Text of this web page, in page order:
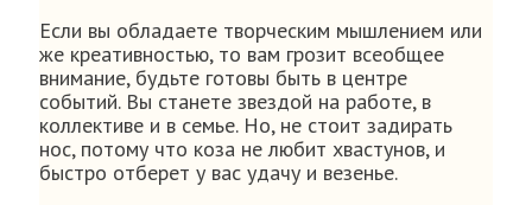
Если вы обладаете творческим мышлением или
же креативностью, то вам грозит всеобщее
внимание, будьте готовы быть в центре
событий. Вы станете звездой на работе, в
коллективе и в семье. Но, не стоит задирать
нос, потому что коза не любит хвастунов, и
быстро отберет у вас удачу и везенье.